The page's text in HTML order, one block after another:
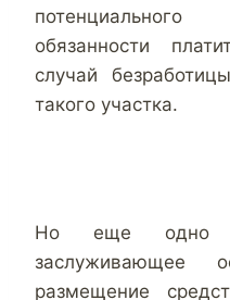
обязанности
случай
такого участка.
Но еще одно
заслуживающее
размещение